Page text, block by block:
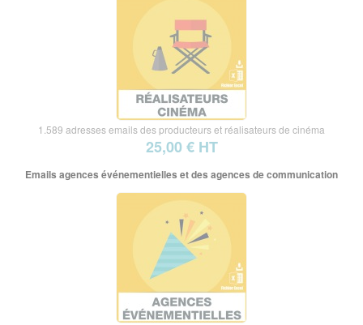
1.589 adresses emails des producteurs et réalisateurs de cinéma
25,00 € HT
Emails agences événementielles et des agences de communication